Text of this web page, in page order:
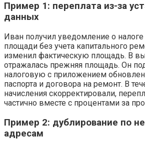
Пример 1: переплата из-за
данных
Иван получил уведомление о налоге
площади без учета капитального
изменил фактическую площадь. В
отражалась прежняя площадь. Он
налоговую с приложением
паспорта и договора на ремонт. В
начисления скорректировали,
частично вместе с процентами за
Пример 2: дублирование по
адресам